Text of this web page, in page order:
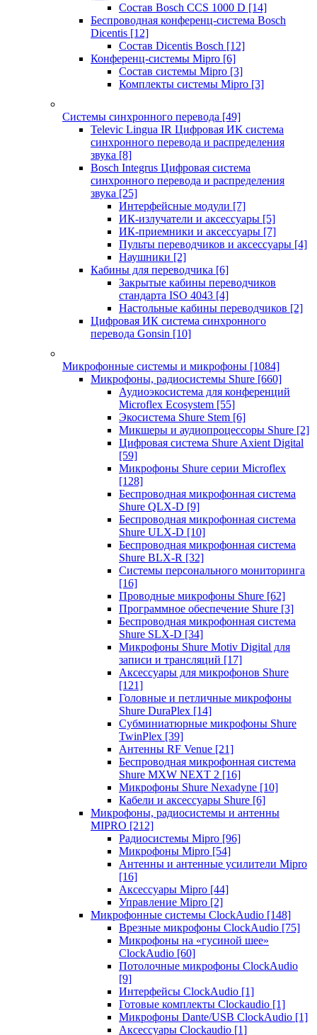
Состав Bosch CCS 1000 D [14]
Беспроводная конференц-система Bosch
Dicentis [12]
Состав Dicentis Bosch [12]
Конференц-системы Mipro [6]
Состав системы Mipro [3]
Комплекты системы Mipro [3]
Системы синхронного перевода [49]
Televic Lingua IR Цифровая ИК система
синхронного перевода и распределения
звука [8]
Bosch Integrus Цифровая система
синхронного перевода и распределения
звука [25]
Интерфейсные модули [7]
ИК-излучатели и аксессуары [5]
ИК-приемники и аксессуары [7]
Пульты переводчиков и аксессуары [4]
Наушники [2]
Кабины для переводчика [6]
Закрытые кабины переводчиков
стандарта ISO 4043 [4]
Настольные кабины переводчиков [2]
Цифровая ИК система синхронного
перевода Gonsin [10]
Микрофонные системы и микрофоны [1084]
Микрофоны, радиосистемы Shure [660]
Аудиоэкосистема для конференций
Microflex Ecosystem [55]
Экосистема Shure Stem [6]
Микшеры и аудиопроцессоры Shure [2]
Цифровая система Shure Axient Digital
[59]
Микрофоны Shure серии Microflex
[128]
Беспроводная микрофонная система
Shure QLX-D [9]
Беспроводная микрофонная система
Shure ULX-D [10]
Беспроводная микрофонная система
Shure BLX-R [32]
Системы персонального мониторинга
[16]
Проводные микрофоны Shure [62]
Программное обеспечение Shure [3]
Беспроводная микрофонная система
Shure SLX-D [34]
Микрофоны Shure Motiv Digital для
записи и трансляций [17]
Аксессуары для микрофонов Shure
[121]
Головные и петличные микрофоны
Shure DuraPlex [14]
Субминиатюрные микрофоны Shure
TwinPlex [39]
Антенны RF Venue [21]
Беспроводная микрофонная система
Shure MXW NEXT 2 [16]
Микрофоны Shure Nexadyne [10]
Кабели и аксессуары Shure [6]
Микрофоны, радиосистемы и антенны
MIPRO [212]
Радиосистемы Mipro [96]
Микрофоны Mipro [54]
Антенны и антенные усилители Mipro
[16]
Аксессуары Mipro [44]
Управление Mipro [2]
Микрофонные системы ClockAudio [148]
Врезные микрофоны ClockAudio [75]
Микрофоны на «гусиной шее»
ClockAudio [60]
Потолочные микрофоны ClockAudio
[9]
Интерфейсы ClockAudio [1]
Готовые комплекты Clockaudio [1]
Микрофоны Dante/USB ClockAudio [1]
Аксессуары Clockaudio [1]